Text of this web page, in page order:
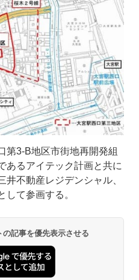
第3-B地区市街地再開発組
あるアイテック計画と共に
不動産レジデンシャル、
して参画する。
記事を優先表示させる